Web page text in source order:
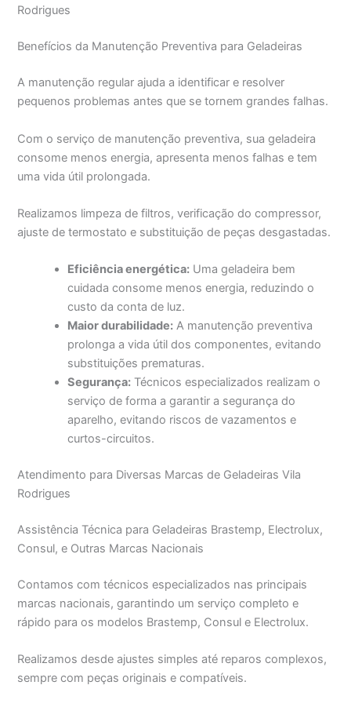
Rodrigues
Benefícios da Manutenção Preventiva para Geladeiras
A manutenção regular ajuda a identificar e resolver
pequenos problemas antes que se tornem grandes falhas.
Com o serviço de manutenção preventiva, sua geladeira
consome menos energia, apresenta menos falhas e tem
uma vida útil prolongada.
Realizamos limpeza de filtros, verificação do compressor,
ajuste de termostato e substituição de peças desgastadas.
Eficiência energética: Uma geladeira bem
cuidada consome menos energia, reduzindo o
custo da conta de luz.
Maior durabilidade: A manutenção preventiva
prolonga a vida útil dos componentes, evitando
substituições prematuras.
Segurança: Técnicos especializados realizam o
serviço de forma a garantir a segurança do
aparelho, evitando riscos de vazamentos e
curtos-circuitos.
Atendimento para Diversas Marcas de Geladeiras Vila
Rodrigues
Assistência Técnica para Geladeiras Brastemp, Electrolux,
Consul, e Outras Marcas Nacionais
Contamos com técnicos especializados nas principais
marcas nacionais, garantindo um serviço completo e
rápido para os modelos Brastemp, Consul e Electrolux.
Realizamos desde ajustes simples até reparos complexos,
sempre com peças originais e compatíveis.